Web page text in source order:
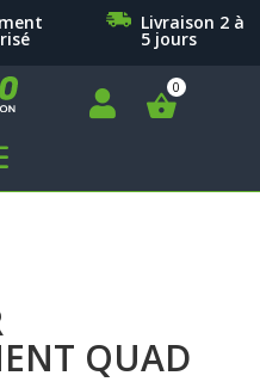
Livraison 2 à
5 jours

QUAD